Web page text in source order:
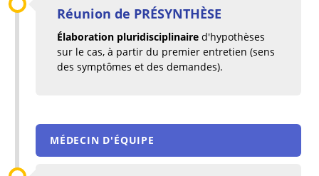
Réunion de PRÉSYNTHÈSE
Élaboration pluridisciplinaire d'hypothèses
sur le cas, à partir du premier entretien (sens
des symptômes et des demandes).
MÉDECIN D'ÉQUIPE